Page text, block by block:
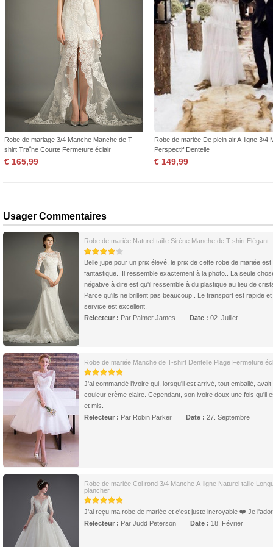
Robe de mariage 3/4 Manche Manche de T-
shirt Traîne Courte Fermeture éclair
€ 165,99
Robe de mariée De plein air A-ligne 3/4
Perspectif Dentelle
€ 149,99
Usager Commentaires
Robe de mariée Naturel taille Sirène Manche de T-shirt Elégant
Belle jupe pour un prix élevé, le prix de cette robe de mariée est
fantastique.. Il ressemble exactement à la photo.. La seule
négative à dire est qu'il ressemble à du plastique au lieu de
Parce qu'ils ne brillent pas beaucoup.. Le transport est rapide et
service est excellent.
Relecteur : Par Palmer James Date : 02. Juillet
Robe de mariée Manche de T-shirt Dentelle Plage Fermeture
J'ai commandé l'ivoire qui, lorsqu'il est arrivé, tout emballé, avait
couleur crème claire. Cependant, son ivoire doux une fois qu'il
et mis.
Relecteur : Par Robin Parker Date : 27. Septembre
Robe de mariée Col rond 3/4 Manche A-ligne Naturel taille
plancher
J'ai reçu ma robe de mariée et c'est juste incroyable ❤️ Je
Relecteur : Par Judd Peterson Date : 18. Février